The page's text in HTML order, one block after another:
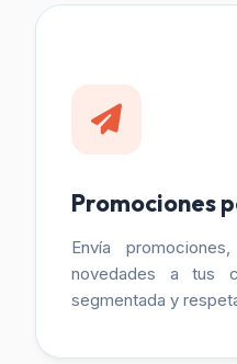
Promociones
Envía
novedades a tus
segmentada y